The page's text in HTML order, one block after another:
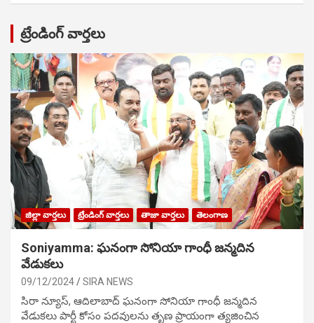
ట్రేండింగ్ వార్తలు
జిల్లా వార్తలు ట్రేండింగ్ వార్తలు తాజా వార్తలు తెలంగాణ
Soniyamma: ఘ‌నంగా సోనియా గాంధీ జ‌న్మ‌దిన
వేడుక‌లు
09/12/2024 SIRA NEWS
సిరా న్యూస్, ఆదిలాబాద్ ఘ‌నంగా సోనియా గాంధీ జ‌న్మ‌దిన
వేడుక‌లు పార్టీ కోసం ప‌ద‌వుల‌ను తృణ ప్రాయంగా త్య‌జించిన